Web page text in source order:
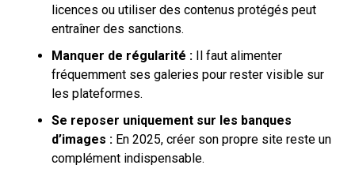
licences ou utiliser des contenus protégés peut
entraîner des sanctions.
Manquer de régularité : Il faut alimenter
fréquemment ses galeries pour rester visible sur
les plateformes.
Se reposer uniquement sur les banques
d’images : En 2025, créer son propre site reste un
complément indispensable.